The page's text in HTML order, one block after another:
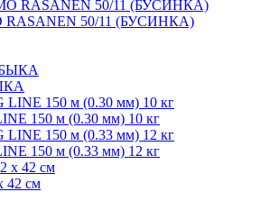
RASANEN 50/11 (БУСИНКА)
150 м (0.30 мм) 10 кг
150 м (0.33 мм) 12 кг
42 см